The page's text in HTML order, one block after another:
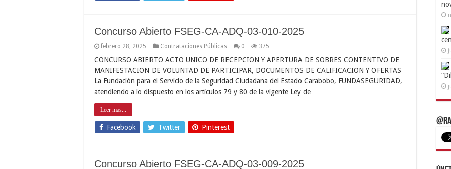
Concurso Abierto FSEG-CA-ADQ-03-010-2025
febrero 28, 2025 Contrataciones Públicas 0 375
CONCURSO ABIERTO ACTO UNICO DE RECEPCION Y APERTURA DE SOBRES CONTENTIVO DE
MANIFESTACION DE VOLUNTAD DE PARTICIPAR, DOCUMENTOS DE CALIFICACION Y OFERTAS
La Fundación para el Servicio de la Seguridad Ciudadana del Estado Carabobo, FUNDASEGURIDAD,
atendiendo a lo dispuesto en los artículos 79 y 80 de la vigente Ley de …
Leer mas...
Facebook Twitter Pinterest
Concurso Abierto FSEG-CA-ADQ-03-009-2025